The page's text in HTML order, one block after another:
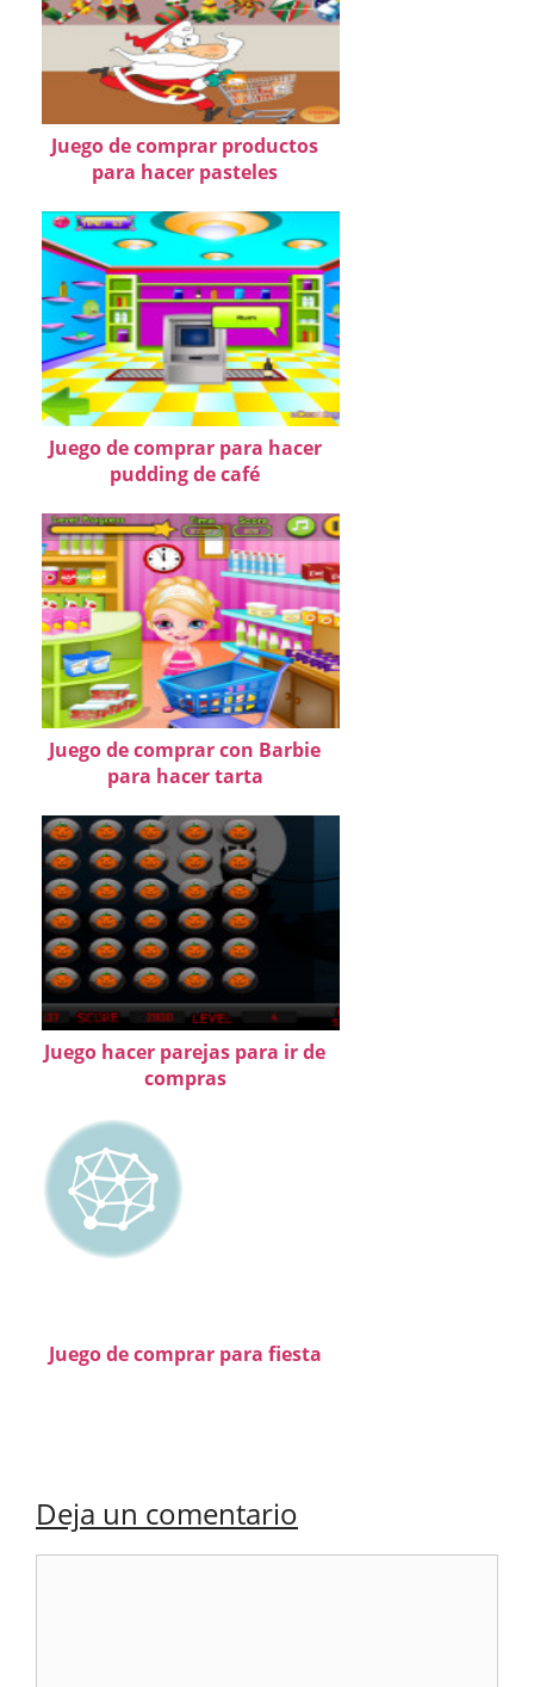
Juego de comprar productos
para hacer pasteles
Juego de comprar para hacer
pudding de café
Juego de comprar con Barbie
para hacer tarta
Juego hacer parejas para ir de
compras
Juego de comprar para fiesta
Deja un comentario